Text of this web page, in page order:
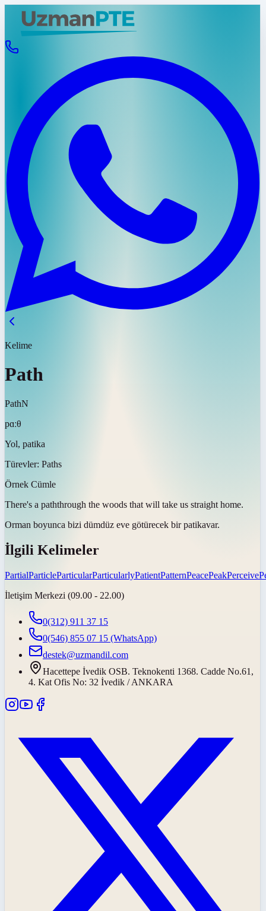
Kelime
Path
PathN
pɑːθ
Yol, patika
Türevler: Paths
Örnek Cümle
There's a paththrough the woods that will take us straight home.
Orman boyunca bizi dümdüz eve götürecek bir patikavar.
İlgili Kelimeler
PartialParticleParticularParticularlyPatientPatternPeacePeakPerceive
İletişim Merkezi (09.00 - 22.00)
0(312) 911 37 15
0(546) 855 07 15 (WhatsApp)
destek@uzmandil.com
Hacettepe İvedik OSB. Teknokenti 1368. Cadde No.61,
4. Kat Ofis No: 32 İvedik / ANKARA